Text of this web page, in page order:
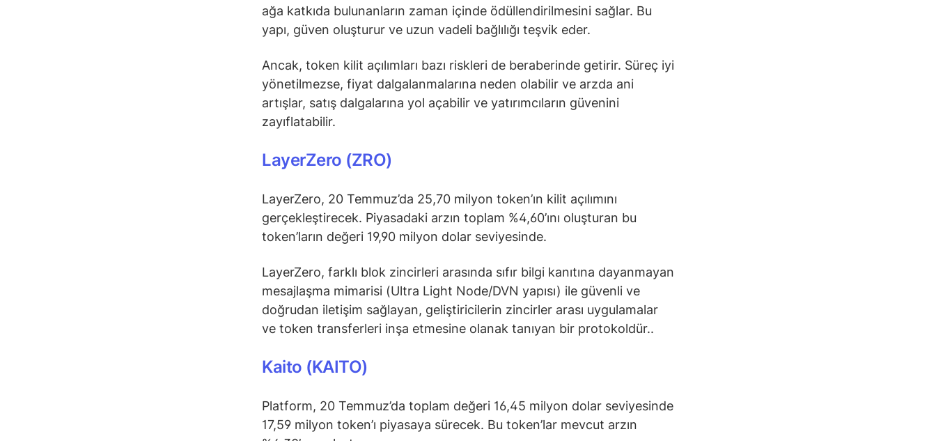
ağa katkıda bulunanların zaman içinde ödüllendirilmesini sağlar. Bu
yapı, güven oluşturur ve uzun vadeli bağlılığı teşvik eder.
Ancak, token kilit açılımları bazı riskleri de beraberinde getirir. Süreç iyi
yönetilmezse, fiyat dalgalanmalarına neden olabilir ve arzda ani
artışlar, satış dalgalarına yol açabilir ve yatırımcıların güvenini
zayıflatabilir.
LayerZero (ZRO)
LayerZero, 20 Temmuz’da 25,70 milyon token’ın kilit açılımını
gerçekleştirecek. Piyasadaki arzın toplam %4,60’ını oluşturan bu
token’ların değeri 19,90 milyon dolar seviyesinde.
LayerZero, farklı blok zincirleri arasında sıfır bilgi kanıtına dayanmayan
mesajlaşma mimarisi (Ultra Light Node/DVN yapısı) ile güvenli ve
doğrudan iletişim sağlayan, geliştiricilerin zincirler arası uygulamalar
ve token transferleri inşa etmesine olanak tanıyan bir protokoldür..
Kaito (KAITO)
Platform, 20 Temmuz’da toplam değeri 16,45 milyon dolar seviyesinde
17,59 milyon token’ı piyasaya sürecek. Bu token’lar mevcut arzın